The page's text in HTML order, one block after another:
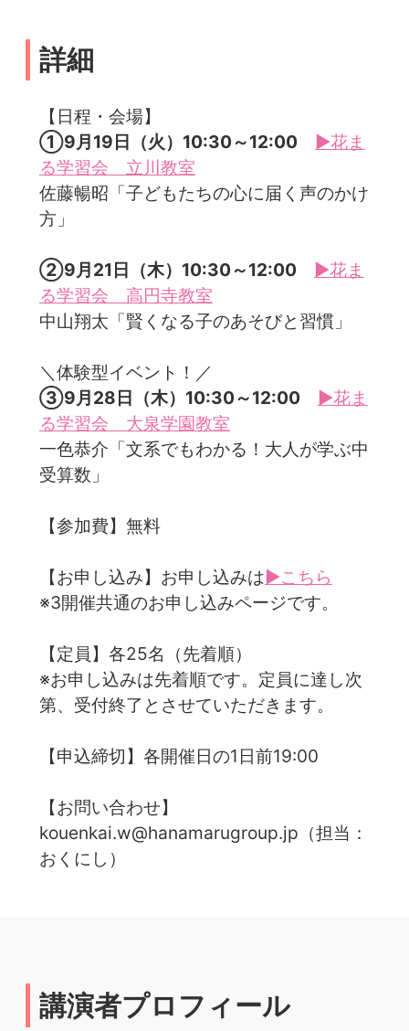
詳細
【日程・会場】
①9月19日（火）10:30～12:00
▶花ま
る学習会 立川教室
佐藤暢昭「子どもたちの心に届く声のかけ
方」
②9月21日（木）10:30～12:00
▶花ま
る学習会 高円寺教室
中山翔太「賢くなる子のあそびと習慣」
＼体験型イベント！／
③9月28日（木）10:30～12:00
▶花ま
る学習会 大泉学園教室
一色恭介「文系でもわかる！大人が学ぶ中
受算数」
【参加費】無料
【お申し込み】お申し込みは▶こちら
※3開催共通のお申し込みページです。
【定員】各25名（先着順）
※お申し込みは先着順です。定員に達し次
第、受付終了とさせていただきます。
【申込締切】各開催日の1日前19:00
【お問い合わせ】
kouenkai.w@hanamarugroup.jp（担当：
おくにし）
講演者プロフィール